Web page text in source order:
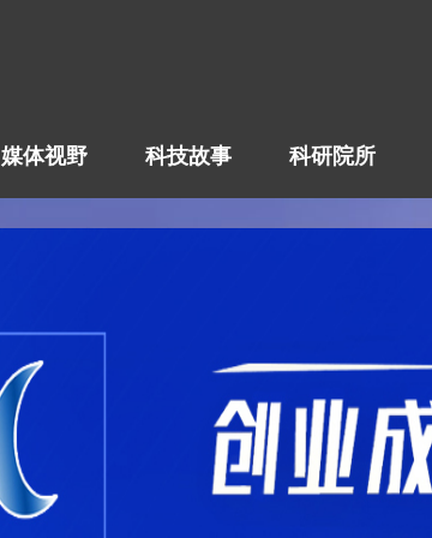
媒体视野 科技故事 科研院所